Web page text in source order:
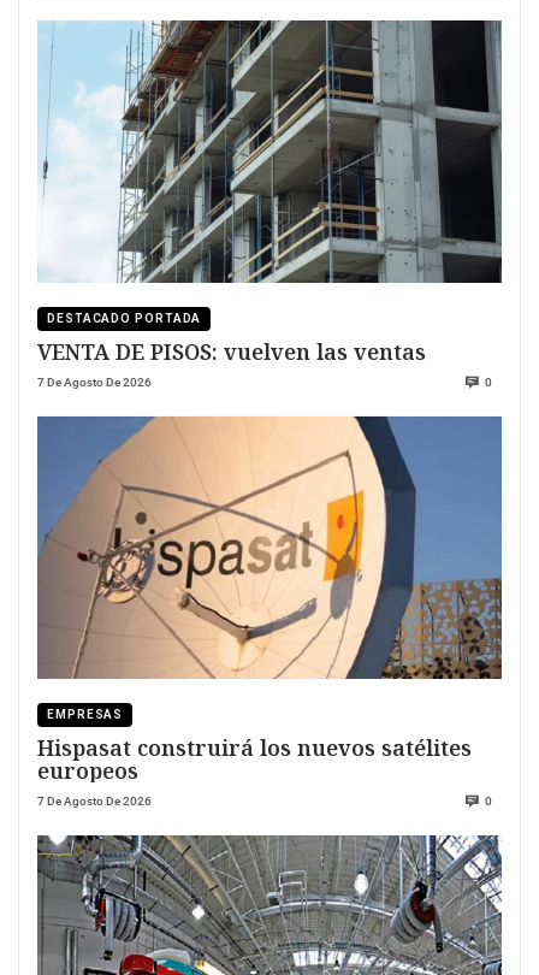
DESTACADO PORTADA
VENTA DE PISOS: vuelven las ventas
7 De Agosto De 2026 0
EMPRESAS
Hispasat construirá los nuevos satélites
europeos
7 De Agosto De 2026 0